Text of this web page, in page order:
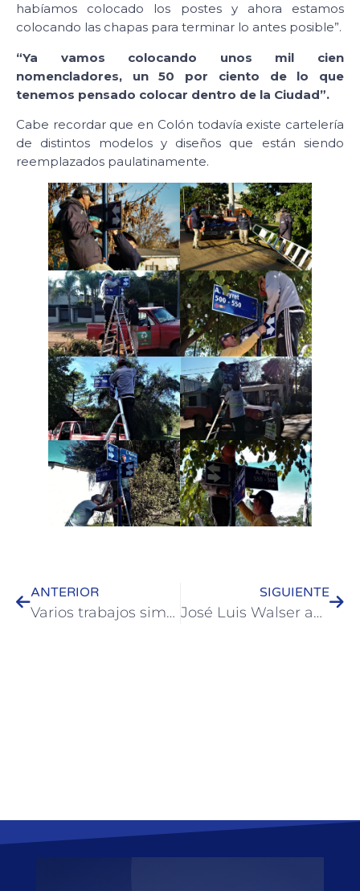
habíamos colocado los postes y ahora estamos
colocando las chapas para terminar lo antes posible”.
“Ya vamos colocando unos mil cien
nomencladores, un 50 por ciento de lo que
tenemos pensado colocar dentro de la Ciudad”.
Cabe recordar que en Colón todavía existe cartelería
de distintos modelos y diseños que están siendo
reemplazados paulatinamente.
ANTERIOR
Varios trabajos simultáneos se llevan a cabo en barrio Tiro Sur
SIGUIENTE
José Luis Walser anunció la reconstrucción de la Costanera Quirós que se hará con recursos propios